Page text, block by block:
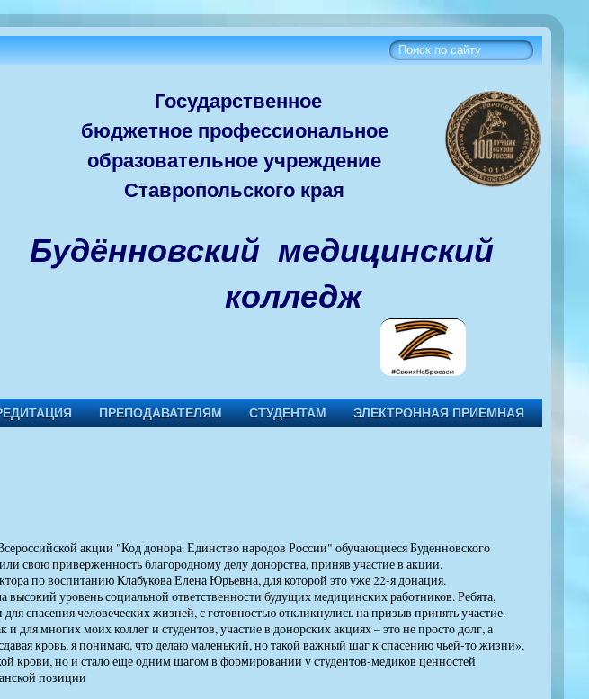
Государственное
бюджетноепрофессиональное
образовательное учреждение
Ставропольского края
Будённовский медицинский
колледж
ПРЕПОДАВАТЕЛЯМ СТУДЕНТАМ ЭЛЕКТРОННАЯ ПРИЕМНАЯ
акции "Код донора. Единство народов России" обучающиеся Буденновского
свою приверженность благородному делу донорства, приняв участие в акции.
по воспитанию Клабукова Елена Юрьевна, для которой это уже 22-я донация.
высокий уровень социальной ответственности будущих медицинских работников. Ребята,
спасения человеческих жизней, с готовностью откликнулись на призыв принять участие.
для многих моих коллег и студентов, участие в донорских акциях – это не просто долг, а
кровь, я понимаю, что делаю маленький, но такой важный шаг к спасению чьей-то жизни».
крови, но и стало еще одним шагом в формировании у студентов-медиков ценностей
позиции